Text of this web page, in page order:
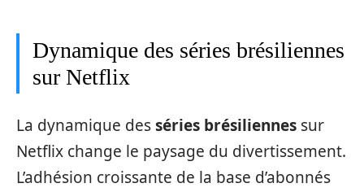
Dynamique des séries brésiliennes
sur Netflix
La dynamique desséries brésiliennes sur
Netflix change le paysage du divertissement.
L’adhésion croissante de la base d’abonnés